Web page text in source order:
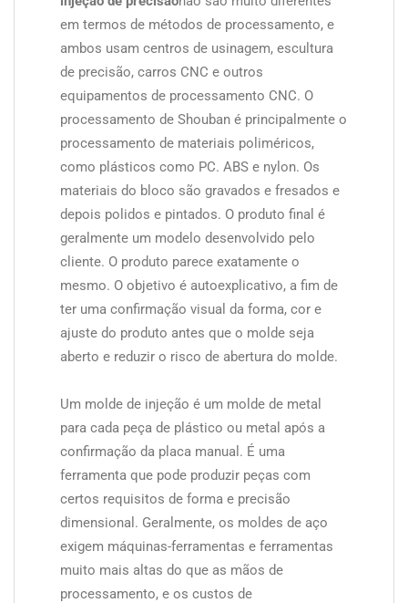
em termos de métodos de processamento, e
ambos usam centros de usinagem, escultura
de precisão, carros CNC e outros
equipamentos de processamento CNC. O
processamento de Shouban é principalmente o
processamento de materiais poliméricos,
como plásticos como PC. ABS e nylon. Os
materiais do bloco são gravados e fresados e
depois polidos e pintados. O produto final é
geralmente um modelo desenvolvido pelo
cliente. O produto parece exatamente o
mesmo. O objetivo é autoexplicativo, a fim de
ter uma confirmação visual da forma, cor e
ajuste do produto antes que o molde seja
aberto e reduzir o risco de abertura do molde.
Um molde de injeção é um molde de metal
para cada peça de plástico ou metal após a
confirmação da placa manual. É uma
ferramenta que pode produzir peças com
certos requisitos de forma e precisão
dimensional. Geralmente, os moldes de aço
exigem máquinas-ferramentas e ferramentas
muito mais altas do que as mãos de
processamento, e os custos de